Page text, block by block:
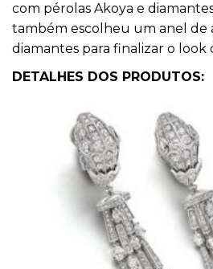
com pérolas Akoya e
também escolheu um anel de
diamantes para finalizar o look
DETALHES DOS PRODUTOS: